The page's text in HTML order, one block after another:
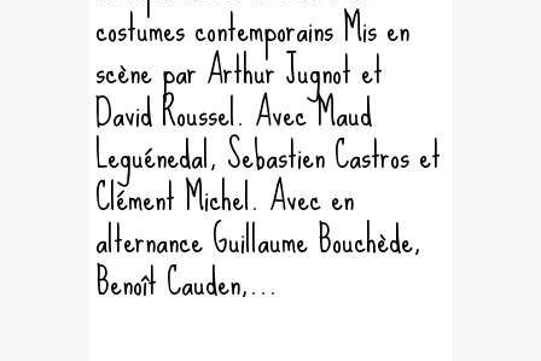
costumes contemporains Mis en
scène par Arthur Jugnot et
David Roussel. Avec Maud
Leguénedal, Sebastien Castros et
Clément Michel. Avec en
alternance Guillaume Bouchède,
Benoît Cauden,...